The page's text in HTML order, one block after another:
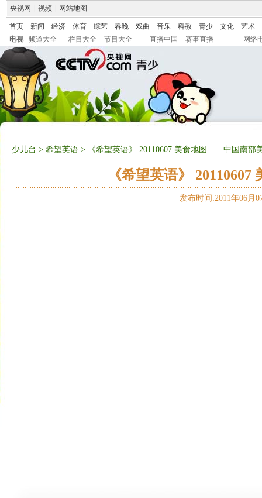
央视网 视频 网站地图
首页 新闻 经济 体育 综艺 春晚 戏曲 音乐 科教 青少 文化
艺术
电视
频道大全 栏目大全 节目大全 直播中国 赛事直播 网络
少儿台 > 希望英语 > 《希望英语》 20110607 美食地图——中国南部
《希望英语》
发布时间:2011年06月